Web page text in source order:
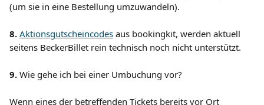
(um sie in eine Bestellung umzuwandeln).
8. Aktionsgutscheincodes aus bookingkit, werden aktuell
seitens BeckerBillet rein technisch noch nicht unterstützt.
9. Wie gehe ich bei einer Umbuchung vor?
Wenn eines der betreffenden Tickets bereits vor Ort